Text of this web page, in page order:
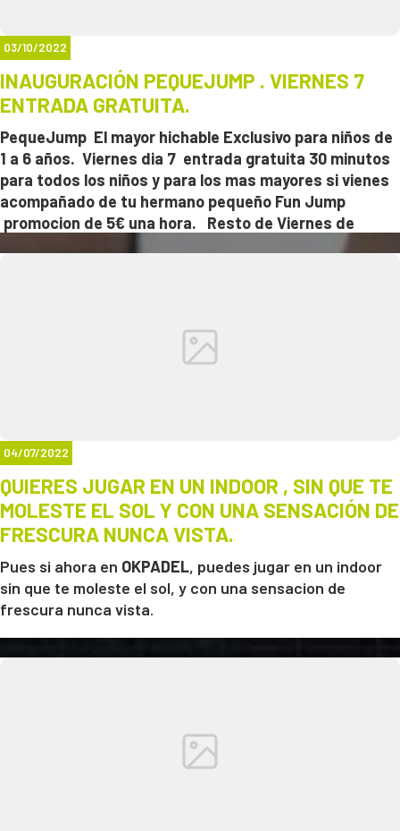
03/10/2022
INAUGURACIÓN PEQUEJUMP . VIERNES 7
ENTRADA GRATUITA.
PequeJump El mayor hichable Exclusivo para niños de
1 a 6 años. Viernes dia 7 entrada gratuita 30 minutos
para todos los niños y para los mas mayores si vienes
acompañado de tu hermano pequeño Fun Jump
promocion de 5€ una hora. Resto de Viernes de
Octubre 5€ 1 hora y para los hermanitos mas mayores
04/07/2022
QUIERES JUGAR EN UN INDOOR , SIN QUE TE
MOLESTE EL SOL Y CON UNA SENSACIÓN DE
FRESCURA NUNCA VISTA.
Pues si ahora en OKPADEL, puedes jugar en un indoor
sin que te moleste el sol, y con una sensacion de
frescura nunca vista.
tu mismo y ademas hemos cambiado todo el techo,
consigiendo una gran mejora en la temperatura